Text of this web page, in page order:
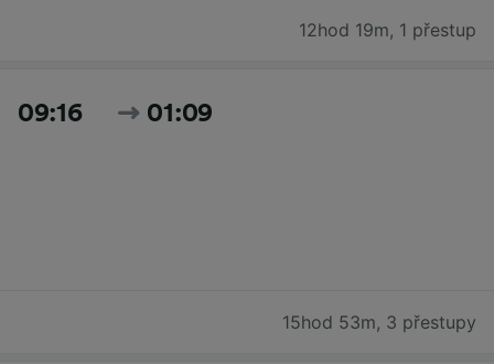
12hod 19m, 1 přestup
09:16 01:09
15hod 53m, 3 přestupy